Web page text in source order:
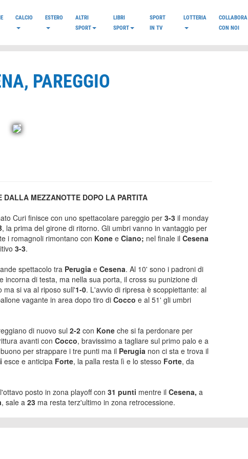
CALCIO ESTERO
ALTRI
SPORT
LIBRI
SPORT
SPORT
IN TV
LOTTERIA
COLLABORA
CON NOI
PAREGGIO
DALLA MEZZANOTTE DOPO LA PARTITA
Curi finisce con uno spettacolare pareggio per 3-3 il monday
, la prima del girone di ritorno. Gli umbri vanno in vantaggio per
i romagnoli rimontano con Kone e Ciano; nel finale il Cesena
3-3.
spettacolo tra Perugia e Cesena. Al 10' sono i padroni di
incorna di testa, ma nella sua porta, il cross su punizione di
ma si va al riposo sull'1-0. L'avvio di ripresa è scoppiettante: al
vagante in area dopo tiro diCocco e al 51' gli umbri
di nuovo sul 2-2 con Kone che si fa perdonare per
avanti con Cocco, bravissimo a tagliare sul primo palo e a
per strappare i tre punti ma il Perugia non ci sta e trova il
esce e anticipa Forte, la palla resta lì e lo stesso Forte, da
posto in zona playoff con 31 punti mentre il Cesena, a
, sale a 23 ma resta terz'ultimo in zona retrocessione.